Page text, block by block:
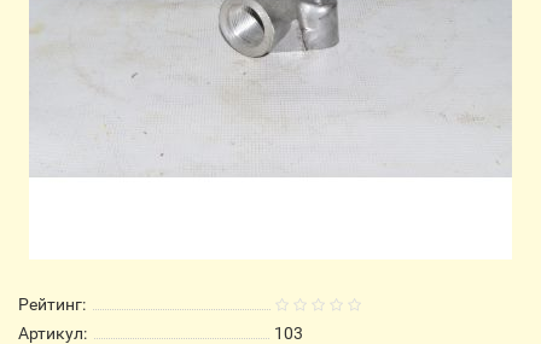
Рейтинг:
Артикул:
103